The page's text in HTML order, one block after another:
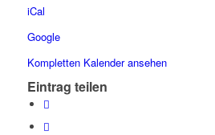
Zwischen
Spielplatz
Grüngürtel
iCal
Google
Kompletten Kalender ansehen
Eintrag teilen